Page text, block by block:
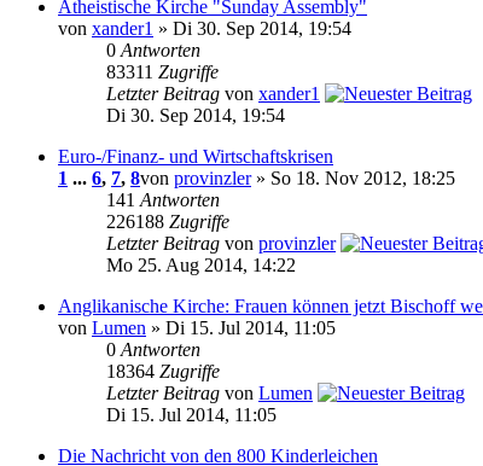
Atheistische Kirche "Sunday Assembly"
von xander1 » Di 30. Sep 2014, 19:54
0 Antworten
83311 Zugriffe
Letzter Beitrag von xander1
Di 30. Sep 2014, 19:54
Euro-/Finanz- und Wirtschaftskrisen
1 ... 6, 7, 8von provinzler» So 18. Nov 2012, 18:25
141 Antworten
226188 Zugriffe
Letzter Beitrag von provinzler
Mo 25. Aug 2014, 14:22
Anglikanische Kirche: Frauen können jetzt Bischoff
von Lumen » Di 15. Jul 2014, 11:05
0 Antworten
18364 Zugriffe
Letzter Beitrag von Lumen
Di 15. Jul 2014, 11:05
Die Nachricht von den 800 Kinderleichen